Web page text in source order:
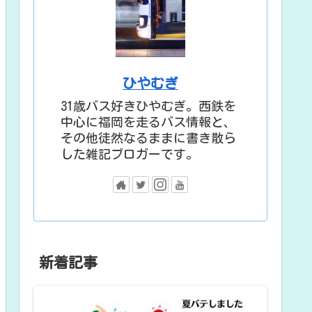
ひやむぎ
31歳バス好きひやむぎ。西鉄を
中心に福岡を走るバス情報と、
その他徒然なるままに書き散ら
した雑記ブロガーです。
新着記事